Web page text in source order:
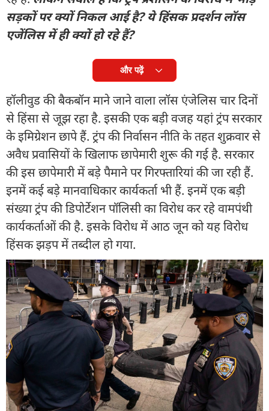
सड़कों पर क्यों निकल आई है? ये हिंसक प्रदर्शन लॉस
एजेंलिस में ही क्यों हो रहे हैं?
और पढ़ें
हॉलीवुड की बैकबॉन माने जाने वाला लॉस एंजेलिस चार दिनों
से हिंसा से जूझ रहा है. इसकी एक बड़ी वजह यहां ट्रंप सरकार
के इमिग्रेशन छापे हैं. ट्रंप की निर्वासन नीति के तहत शुक्रवार से
अवैध प्रवासियों के खिलाफ छापेमारी शुरू की गई है. सरकार
की इस छापेमारी में बड़े पैमाने पर गिरफ्तारियां की जा रही हैं.
इनमें कई बड़े मानवाधिकार कार्यकर्ता भी हैं. इनमें एक बड़ी
संख्या ट्रंप की डिपोर्टेशन पॉलिसी का विरोध कर रहे वामपंथी
कार्यकर्ताओं की है. इसके विरोध में आठ जून को यह विरोध
हिंसक झड़प में तब्दील हो गया.